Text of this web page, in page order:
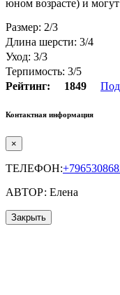
юном возрасте) и
Размер: 2/3
Длина шерсти: 3/4
Уход: 3/3
Терпимость: 3/5
Рейтинг:
1849
Контактная информация
×
ТЕЛЕФОН:
АВТОР: Елена
Закрыть